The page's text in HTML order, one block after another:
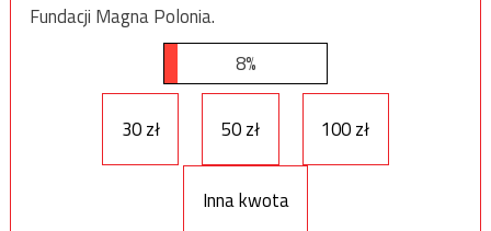
Fundacji Magna Polonia.
8%
30 zł 50 zł 100 zł
Inna kwota